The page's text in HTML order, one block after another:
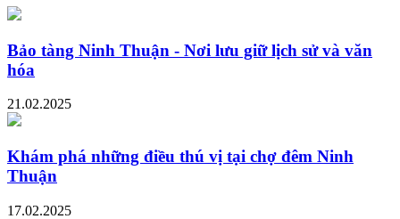
Bảo tàng Ninh Thuận - Nơi lưu giữ lịch sử và văn
hóa
21.02.2025
Khám phá những điều thú vị tại chợ đêm Ninh
Thuận
17.02.2025